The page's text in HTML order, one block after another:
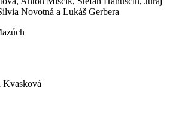
Novotná a Lukáš Gerbera
Kvasková